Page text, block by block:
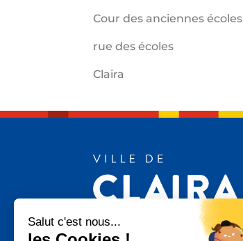
Cour des anciennes écoles
rue des écoles
Claira
Salut c'est nous...